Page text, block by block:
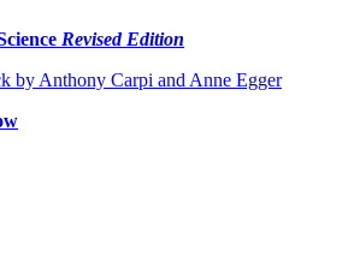
Revised Edition
by Anthony Carpi and Anne Egger